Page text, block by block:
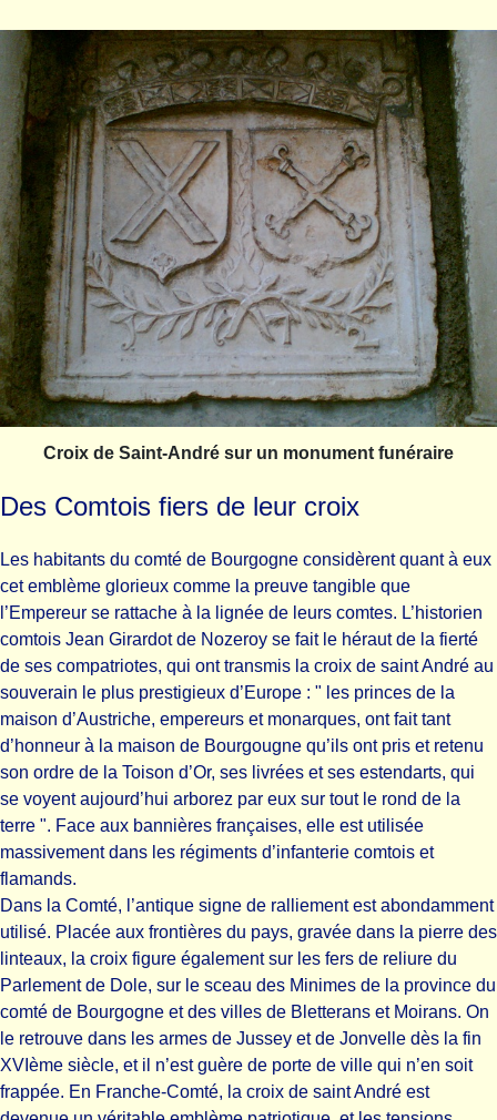
Croix de Saint-André sur un monument funéraire
Des Comtois fiers de leur croix
Les habitants du comté de Bourgogne considèrent quant à eux
cet emblème glorieux comme la preuve tangible que
l’Empereur se rattache à la lignée de leurs comtes. L’historien
comtois Jean Girardot de Nozeroy se fait le héraut de la fierté
de ses compatriotes, qui ont transmis la croix de saint André au
souverain le plus prestigieux d’Europe : " les princes de la
maison d’Austriche, empereurs et monarques, ont fait tant
d’honneur à la maison de Bourgougne qu’ils ont pris et retenu
son ordre de la Toison d’Or, ses livrées et ses estendarts, qui
se voyent aujourd’hui arborez par eux sur tout le rond de la
terre ". Face aux bannières françaises, elle est utilisée
massivement dans les régiments d’infanterie comtois et
flamands.
Dans la Comté, l’antique signe de ralliement est abondamment
utilisé. Placée aux frontières du pays, gravée dans la pierre des
linteaux, la croix figure également sur les fers de reliure du
Parlement de Dole, sur le sceau des Minimes de la province du
comté de Bourgogne et des villes de Bletterans et Moirans. On
le retrouve dans les armes de Jussey et de Jonvelle dès la fin
XVIème siècle, et il n’est guère de porte de ville qui n’en soit
frappée. En Franche-Comté, la croix de saint André est